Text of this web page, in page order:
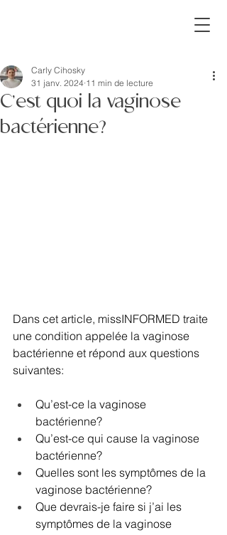
C’est quoi la vaginose
bactérienne?
Carly Cihosky
31 janv. 2024 11 min de lecture
Dans cet article, missINFORMED traite
une condition appelée la vaginose
bactérienne et répond aux questions
suivantes:
Qu’est-ce la vaginose
bactérienne?
Qu’est-ce qui cause la vaginose
bactérienne?
Quelles sont les symptômes de la
vaginose bactérienne?
Que devrais-je faire si j’ai les
symptômes de la vaginose